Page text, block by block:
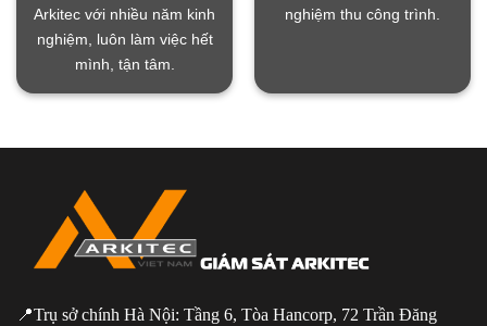
Arkitec với nhiều năm kinh
nghiệm, luôn làm việc hết
mình, tận tâm.
nghiệm thu công trình.
📍Trụ sở chính Hà Nội: Tầng 6, Tòa Hancorp, 72 Trần Đăng